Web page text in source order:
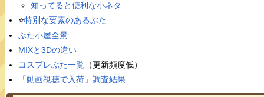
知ってると便利な小ネタ
⭐️特別な要素のあるぶた
ぶた小屋全景
MIXと3Dの違い
コスプレぶた一覧（更新頻度低）
「動画視聴で入荷」調査結果